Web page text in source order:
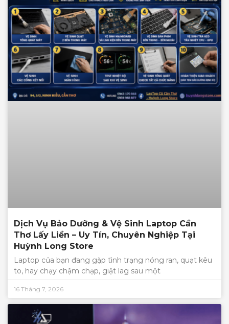
Dịch Vụ Bảo Dưỡng & Vệ Sinh Laptop Cần
Thơ Lấy Liền – Uy Tín, Chuyên Nghiệp Tại
Huỳnh Long Store
Laptop của bạn đang gặp tình trạng nóng ran, quạt kêu
to, hay chạy chậm chạp, giật lag sau một
16 Tháng 7, 2026